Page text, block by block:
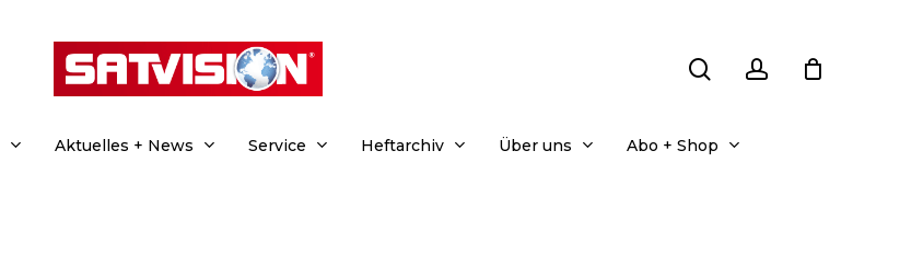
Aktuelles + News Service Heftarchiv Über uns Abo + Shop